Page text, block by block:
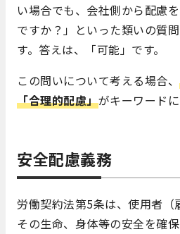
い場合でも、会社側から配慮
ですか？」といった類いの質
す。答えは、「可能」です。
この問いについて考える場合、
「合理的配慮」がキーワードに
安全配慮義務
労働契約法第5条は、使用者（
その生命、身体等の安全を確